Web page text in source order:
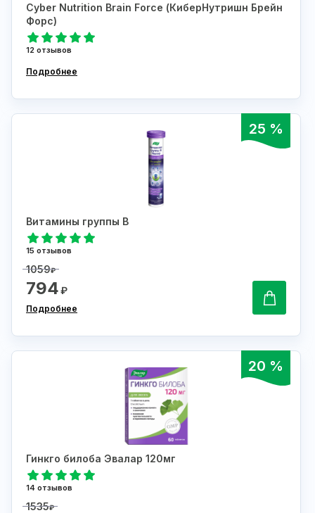
Cyber Nutrition Brain Force (КиберНутришн Брейн
Форс)
12 отзывов
Подробнее
25 %
Витамины группы В
15 отзывов
1059₽
794₽
Подробнее
20 %
Гинкго билоба Эвалар 120мг
14 отзывов
1535₽